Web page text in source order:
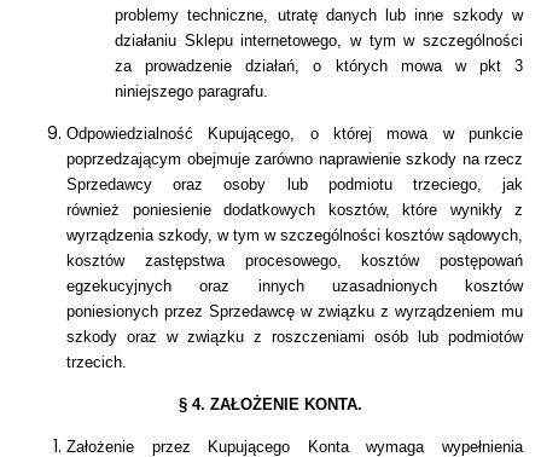
problemy techniczne, utratę danych lub inne szkody w
działaniu Sklepu internetowego, w tym w szczególności
za prowadzenie działań, o których mowa w pkt 3
niniejszego paragrafu.
Odpowiedzialność Kupującego, o której mowa w punkcie
poprzedzającym obejmuje zarówno naprawienie szkody na rzecz
Sprzedawcy oraz osoby lub podmiotu trzeciego, jak
również poniesienie dodatkowych kosztów, które wynikły z
wyrządzenia szkody, w tym w szczególności kosztów sądowych,
kosztów zastępstwa procesowego, kosztów postępowań
egzekucyjnych oraz innych uzasadnionych kosztów
poniesionych przez Sprzedawcę w związku z wyrządzeniem mu
szkody oraz w związku z roszczeniami osób lub podmiotów
trzecich.
§ 4. ZAŁOŻENIE KONTA.
Założenie przez Kupującego Konta wymaga wypełnienia